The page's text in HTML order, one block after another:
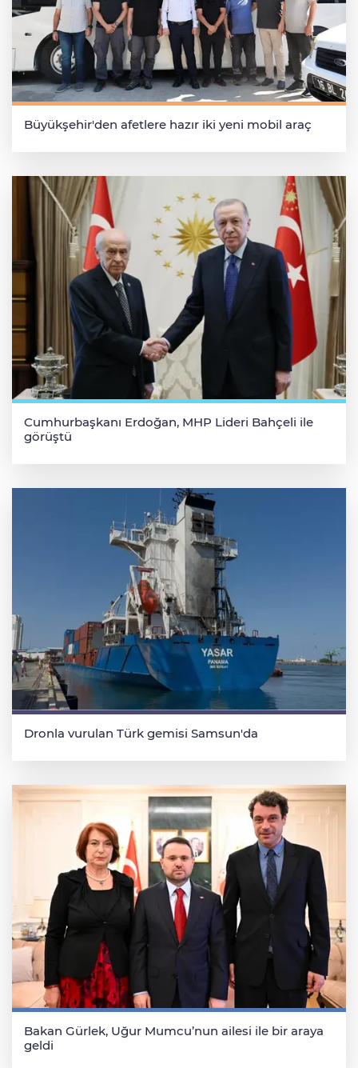
Büyükşehir'den afetlere hazır iki yeni mobil araç
Cumhurbaşkanı Erdoğan, MHP Lideri Bahçeli ile
görüştü
Dronla vurulan Türk gemisi Samsun'da
Bakan Gürlek, Uğur Mumcu’nun ailesi ile bir araya
geldi